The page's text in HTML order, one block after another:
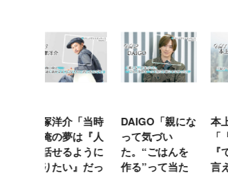
窪塚洋介「当時
の俺の夢は『人
と話せるように
なりたい』だっ
DAIGO「親にな
って気づい
た。“ごはんを
作る”って当た
本
「
『
言